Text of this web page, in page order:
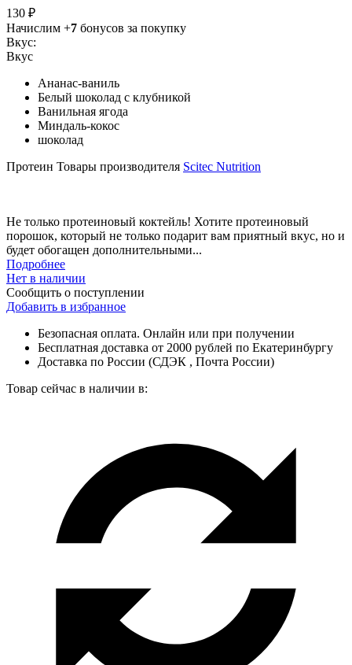
130 ₽
Начислим +7 бонусов за покупку
Вкус:
Вкус
Ананас-ваниль
Белый шоколад с клубникой
Ванильная ягода
Миндаль-кокос
шоколад
Протеин Товары производителя Scitec Nutrition
Не только протеиновый коктейль! Хотите протеиновый
порошок, который не только подарит вам приятный вкус, но и
будет обогащен дополнительными...
Подробнее
Нет в наличии
Сообщить о поступлении
Добавить в избранное
Безопасная оплата. Онлайн или при получении
Бесплатная доставка от 2000 рублей по Екатеринбургу
Доставка по России (СДЭК , Почта России)
Товар сейчас в наличии в: